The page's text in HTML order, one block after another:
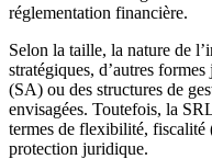
réglementation financière.
Selon la taille, la nature de
stratégiques, d’autres
(SA) ou des structures de
envisagées. Toutefois, la
termes de flexibilité, fiscalité
protection juridique.